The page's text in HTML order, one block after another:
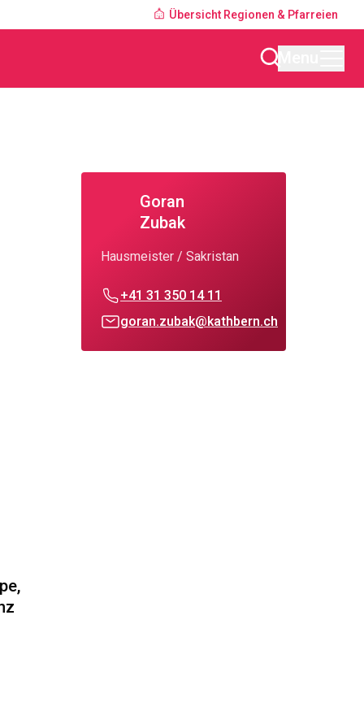
Übersicht Regionen & Pfarreien
Goran
Zubak
Hausmeister / Sakristan
+41 31 350 14 11
goran.zubak@kathbern.ch